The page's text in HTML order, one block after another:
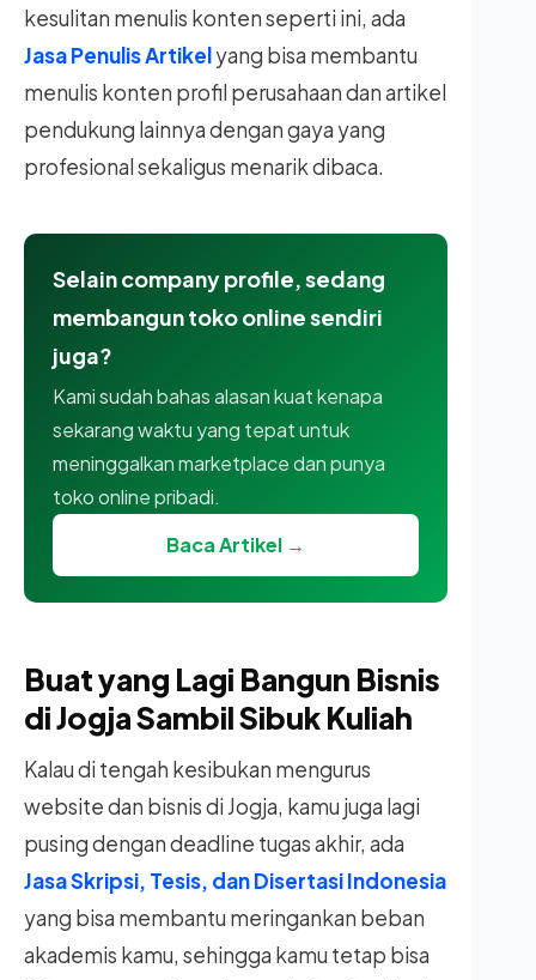
kesulitan menulis konten seperti ini, ada
Jasa Penulis Artikelyang bisa membantu
menulis konten profil perusahaan dan artikel
pendukung lainnya dengan gaya yang
profesional sekaligus menarik dibaca.
Selain company profile, sedang
membangun toko online sendiri
juga?
Kami sudah bahas alasan kuat kenapa
sekarang waktu yang tepat untuk
meninggalkan marketplace dan punya
toko online pribadi.
Baca Artikel →
Buat yang Lagi Bangun Bisnis
di Jogja Sambil Sibuk Kuliah
Kalau di tengah kesibukan mengurus
website dan bisnis di Jogja, kamu juga lagi
pusing dengan deadline tugas akhir, ada
Jasa Skripsi, Tesis, dan Disertasi Indonesia
yang bisa membantu meringankan beban
akademis kamu, sehingga kamu tetap bisa